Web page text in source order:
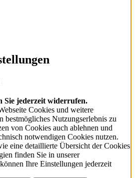
Sie jederzeit widerrufen.
Cookies und weitere
bestmögliches Nutzungserlebnis zu
von Cookies auch ablehnen und
notwendigen Cookies nutzen.
eine detaillierte Übersicht der Cookies
finden Sie in unserer
Ihre Einstellungen jederzeit